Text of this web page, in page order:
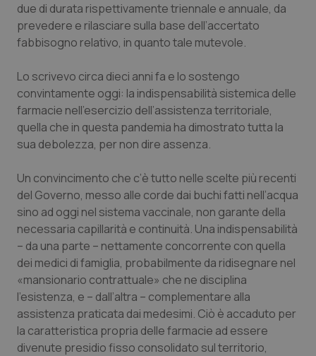
Salute orale & impianti
Tiroide
Tumore al seno
Tumori del Polmone & Testa Collo
Tumori gastrointestinali
Ulcera & Reflusso
Vaccini
due di durata rispettivamente triennale e annuale, da
prevedere e rilasciare sulla base dell’accertato
fabbisogno relativo, in quanto tale mutevole.
Lo scrivevo circa dieci anni fa e lo sostengo
convintamente oggi: la indispensabilità sistemica delle
farmacie nell’esercizio dell’assistenza territoriale,
quella che in questa pandemia ha dimostrato tutta la
sua debolezza, per non dire assenza.
Un convincimento che c’è tutto nelle scelte più recenti
del Governo, messo alle corde dai buchi fatti nell’acqua
sino ad oggi nel sistema vaccinale, non garante della
necessaria capillarità e continuità. Una indispensabilità
– da una parte – nettamente concorrente con quella
dei medici di famiglia, probabilmente da ridisegnare nel
«mansionario contrattuale» che ne disciplina
l’esistenza, e – dall’altra – complementare alla
assistenza praticata dai medesimi. Ciò è accaduto per
la caratteristica propria delle farmacie ad essere
divenute presidio fisso consolidato sul territorio,